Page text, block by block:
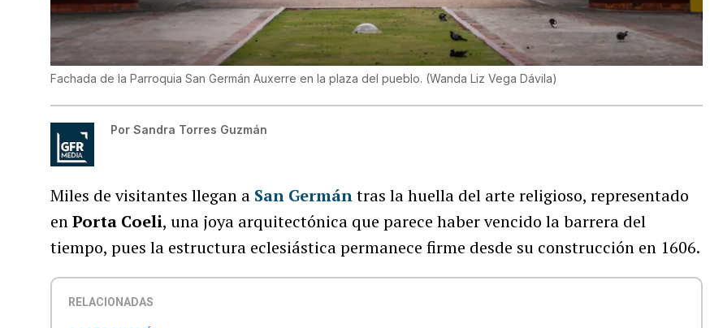
Fachada de la Parroquia San Germán Auxerre en la plaza del pueblo. (Wanda Liz Vega Dávila)
Por Sandra Torres Guzmán
Miles de visitantes llegan a San Germántras la huella del arte religioso, representado
enPorta Coeli, una joya arquitectónica que parece haber vencido la barrera del
tiempo, pues la estructura eclesiástica permanece firme desde su construcción en 1606.
RELACIONADAS